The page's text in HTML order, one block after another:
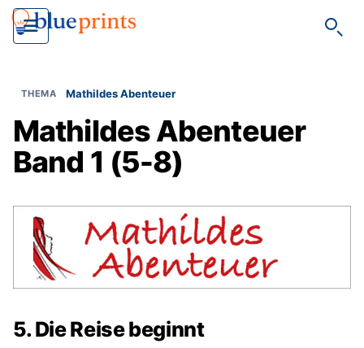
Mathildes Abenteuer
Mathildes Abenteuer
Band 1 (5-8)
5. Die Reise beginnt